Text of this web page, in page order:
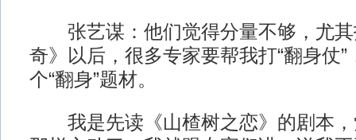
张艺谋：他们觉得分量不够，尤其
奇》以后，很多专家要帮我打“翻身仗
个“翻身”题材。
我是先读《山楂树之恋》的剧本，